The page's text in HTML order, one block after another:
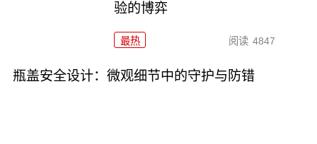
验的博弈
最热 阅读 4847
瓶盖安全设计：微观细节中的守护与防错